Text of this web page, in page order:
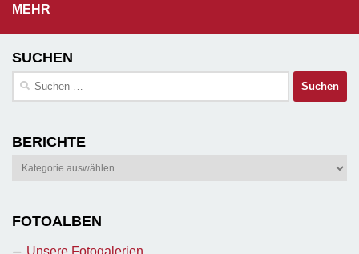
MEHR
SUCHEN
Suchen
BERICHTE
Berichte
FOTOALBEN
Unsere Fotogalerien